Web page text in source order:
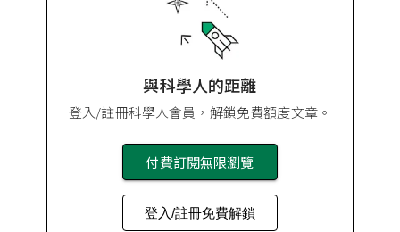
與科學人的距離
登入/註冊科學人會員，解鎖免費額度文章。
付費訂閱無限瀏覽
登入/註冊免費解鎖